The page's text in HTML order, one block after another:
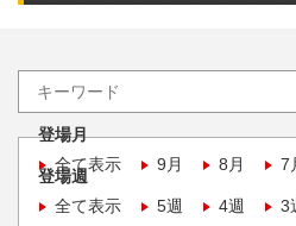
登場月
全て表示
9月 8月 7
登場週
全て表示
5週 4週 3